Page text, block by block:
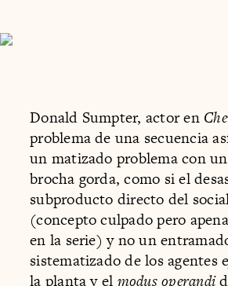
Donald Sumpter, actor en
problema de una secuencia
un matizado problema con
brocha gorda, como si el
subproducto directo del
(concepto culpado pero
en la serie) y no un
sistematizado de los agentes
la planta y el modus operandi